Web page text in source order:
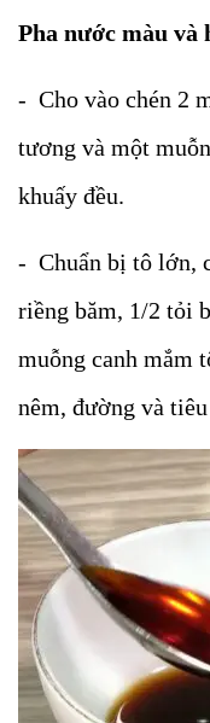
Pha nước màu và
- Cho vào chén 2
tương và một
khuấy đều.
- Chuẩn bị tô lớn,
riềng băm, 1/2 tỏi
muỗng canh mắm
nêm, đường và